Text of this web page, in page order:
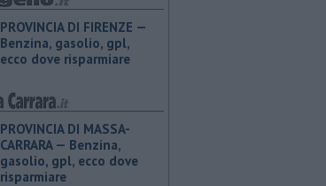
PROVINCIA DI FIRENZE — ​
Benzina, gasolio, gpl,
ecco dove risparmiare
PROVINCIA DI MASSA-
CARRARA — ​Benzina,
gasolio, gpl, ecco dove
risparmiare